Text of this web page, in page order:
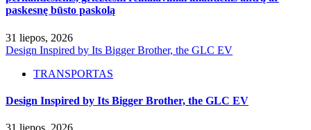
paskesnę būsto paskolą
31 liepos, 2026
Design Inspired by Its Bigger Brother, the GLC EV
TRANSPORTAS
Design Inspired by Its Bigger Brother, the GLC EV
31 liepos, 2026